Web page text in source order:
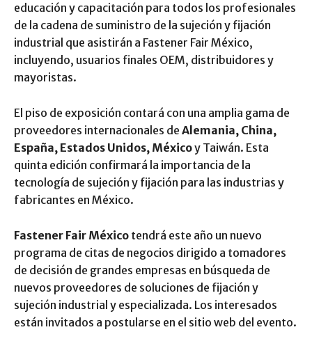
educación y capacitación para todos los profesionales
de la cadena de suministro de la sujeción y fijación
industrial que asistirán a Fastener Fair México,
incluyendo, usuarios finales OEM, distribuidores y
mayoristas.
El piso de exposición contará con una amplia gama de
proveedores internacionales de Alemania, China,
España, Estados Unidos, Méxicoy Taiwán. Esta
quinta edición confirmará la importancia de la
tecnología de sujeción y fijación para las industrias y
fabricantes en México.
Fastener Fair México tendrá este año un nuevo
programa de citas de negocios dirigido a tomadores
de decisión de grandes empresas en búsqueda de
nuevos proveedores de soluciones de fijación y
sujeción industrial y especializada. Los interesados
están invitados a postularse en el sitio web del evento.